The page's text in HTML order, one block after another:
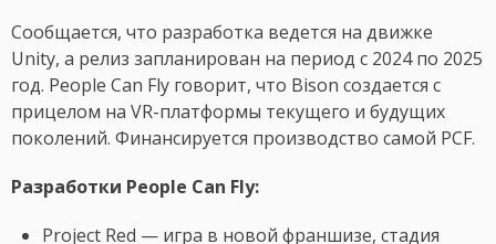
Сообщается, что разработка ведется на движке
Unity, а релиз запланирован на период с 2024 по 2025
год. People Can Fly говорит, что Bison создается с
прицелом на VR-платформы текущего и будущих
поколений. Финансируется производство самой PCF.
Разработки People Can Fly:
Project Red — игра в новой франшизе, стадия